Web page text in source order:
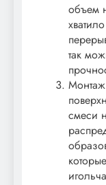
объем
так
смеси